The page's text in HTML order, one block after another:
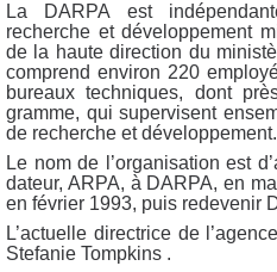
La DARPA est
recherche et déve­lop­pe­ment
de la haute direc­tion du
com­prend envi­ron 220
bureaux tech­niques, dont
gramme, qui super­visent
de recherche et développement.
Le nom de l’or­ga­ni­sa­tion est
da­teur, ARPA, à DARPA, en
en février 1993, puis rede­ve­nir
L’ac­tuelle direc­trice de
Ste­fa­nie Tompkins .